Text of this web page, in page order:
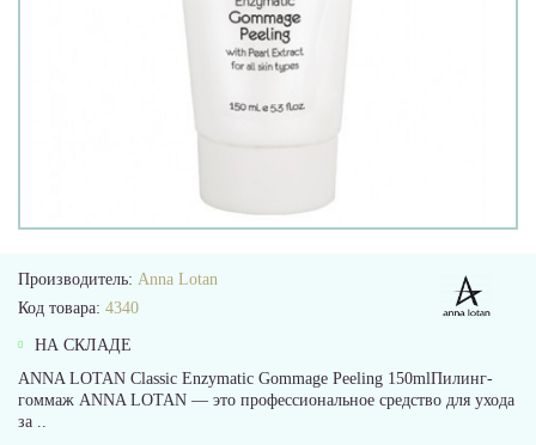
Производитель: Anna Lotan
Код товара: 4340
НА СКЛАДЕ
ANNA LOTAN Classic Enzymatic Gommage Peeling 150mlПилинг-
гоммаж ANNA LOTAN — это профессиональное средство для ухода
за ..